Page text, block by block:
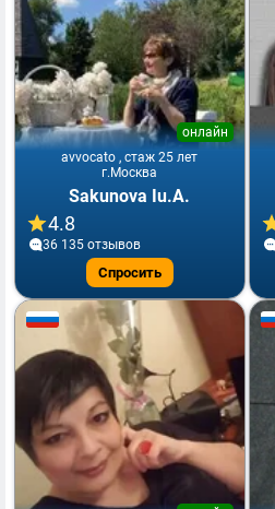
avvocato , стаж 25 лет
онлайн
г.Москва
Sakunova Iu.A.
4.8
36 135 отзывов
Спросить